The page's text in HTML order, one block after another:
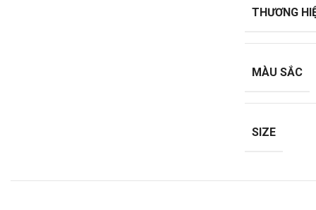
THƯƠNG
MÀU SẮC
SIZE